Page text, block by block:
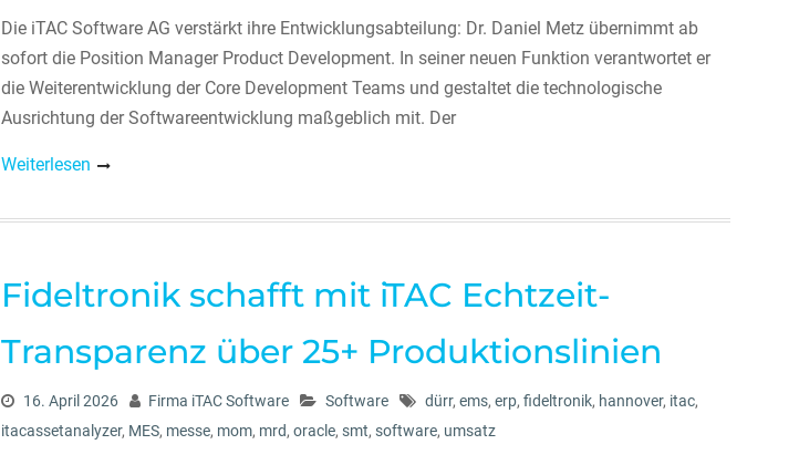
Die iTAC Software AG verstärkt ihre Entwicklungsabteilung: Dr. Daniel Metz übernimmt ab
sofort die Position Manager Product Development. In seiner neuen Funktion verantwortet er
die Weiterentwicklung der Core Development Teams und gestaltet die technologische
Ausrichtung der Softwareentwicklung maßgeblich mit. Der
Weiterlesen
Fideltronik schafft mit iTAC Echtzeit-
Transparenz über 25+ Produktionslinien
16. April 2026 Firma iTAC Software Software dürr, ems, erp, fideltronik, hannover, itac,
itacassetanalyzer, MES, messe, mom, mrd, oracle, smt, software, umsatz